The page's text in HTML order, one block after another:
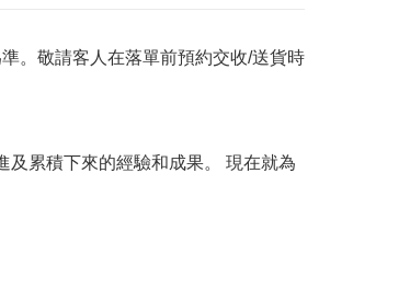
。敬請客人在落單前預約交收/送貨時
累積下來的經驗和成果。 現在就為